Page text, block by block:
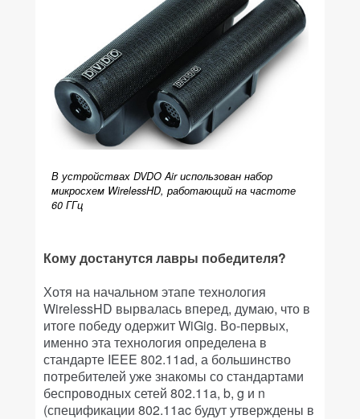
В устройствах DVDO Air использован набор
микросхем WirelessHD, работающий на частоте
60 ГГц
Кому достанутся лавры победителя?
Хотя на начальном этапе технология
WirelessHD вырвалась вперед, думаю, что в
итоге победу одержит WiGig. Во-первых,
именно эта технология определена в
стандарте IEEE 802.11ad, а большинство
потребителей уже знакомы со стандартами
беспроводных сетей 802.11a, b, g и n
(спецификации 802.11ac будут утверждены в